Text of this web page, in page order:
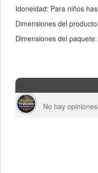
Idoneidad: Para niños
Dimensiones del
Dimensiones del
No hay